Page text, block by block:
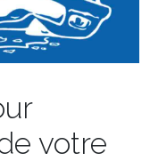
votre